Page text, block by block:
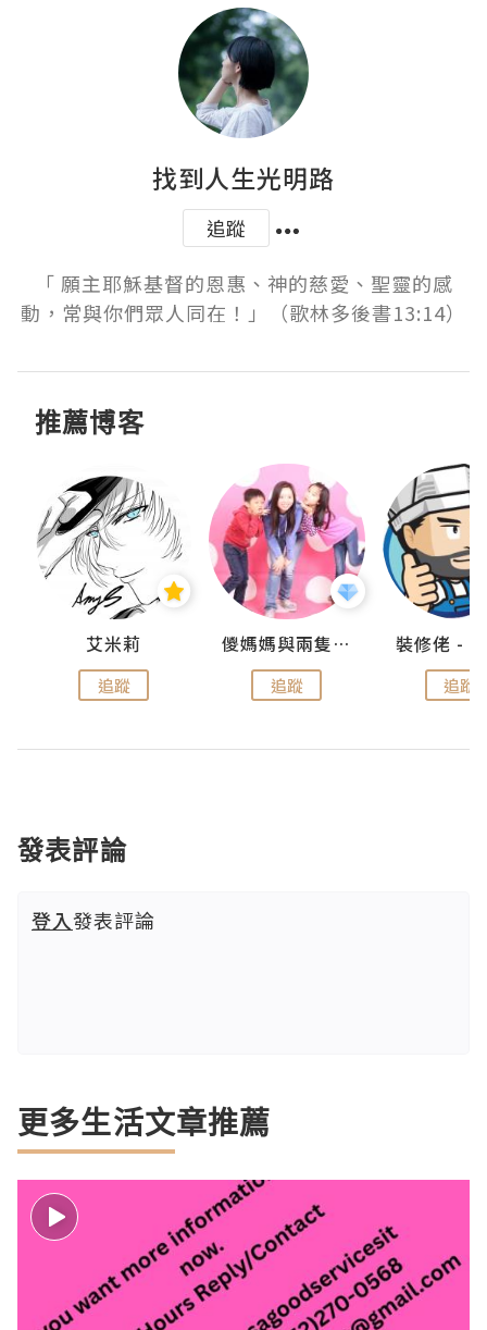
找到人生光明路
追蹤
「 願主耶穌基督的恩惠、神的慈愛、聖靈的感
動，常與你們眾人同在！」（歌林多後書13:14）
推薦博客
艾米莉
追蹤
儍媽媽與兩隻小魔怪之家
追蹤 追蹤
發表評論
登入發表評論
更多生活文章推薦